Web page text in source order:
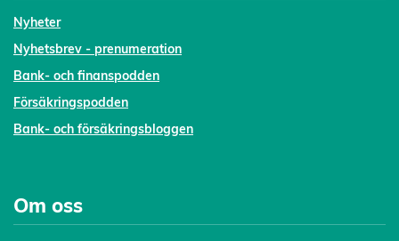
Nyheter
Nyhetsbrev - prenumeration
Bank- och finanspodden
Försäkringspodden
Bank- och försäkringsbloggen
Om oss